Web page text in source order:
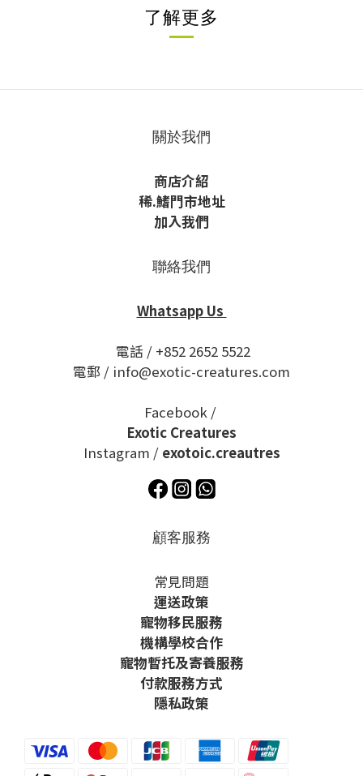
了解更多
關於我們
商店介紹
稀.鰭門市地址
加入我們
聯絡我們
Whatsapp Us
電話 / +852 2652 5522
電郵 / info@exotic-creatures.com
Facebook /
Exotic Creatures
Instagram / exotoic.creautres
顧客服務
常見問題
運送政策
寵物移民服務
機構學校合作
寵物暫托及寄養服務
付款服務方式
隱私政策